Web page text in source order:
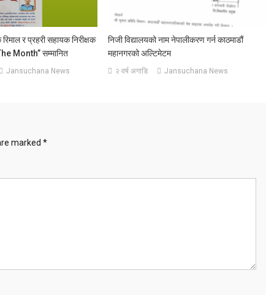
र प्रहरी सहायक निरीक्षक
Month” सम्मानित
Jansuchana News
निजी विद्यालयको नाम नेपालीकरण गर्न काठमाडौं
महानगरको अल्टिमेटम
२ वर्ष अगाडि Jansuchana News
marked *